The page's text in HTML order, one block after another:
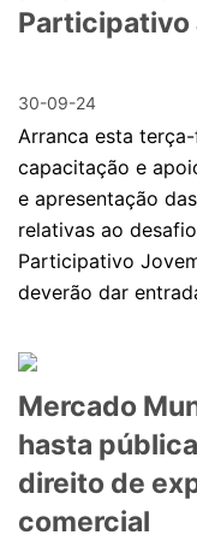
Participativo
30-09-24
Arranca esta
capacitação e
e apresentação
relativas ao
Participativo
deverão dar
Mercado
hasta
direito de
comercial